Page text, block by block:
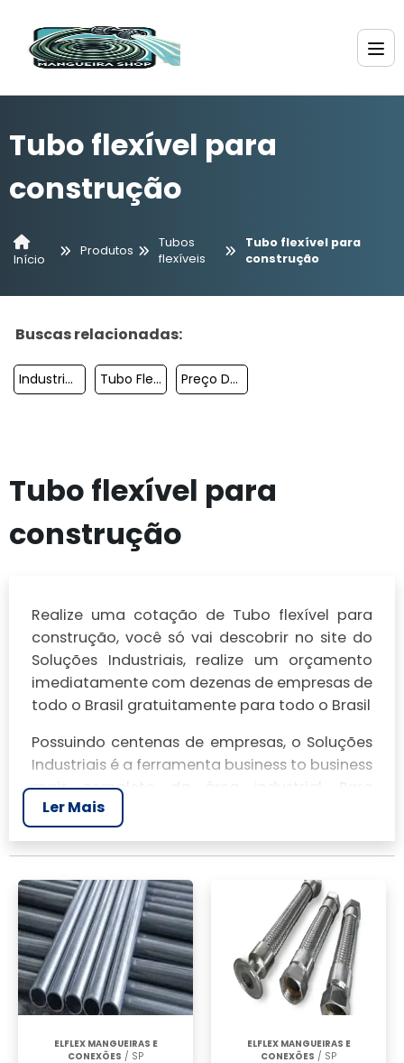
Tubo flexível para
construção
Início
Produtos
Tubos
flexíveis
Tubo flexível para
construção
Buscas relacionadas:
Industria De Tubo Flexível Pelbd Tubo Flexivel Pvc Preço Do Tubo Flexível Para Construção
Tubo flexível para
construção
Realize uma cotação de Tubo flexível para
construção, você só vai descobrir no site do
Soluções Industriais, realize um orçamento
imediatamente com dezenas de empresas de
todo o Brasil gratuitamente para todo o Brasil
Possuindo centenas de empresas, o Soluções
Industriais é a ferramenta business to business
mais completo da área industrial. Para
realizar um orçamento de Tubo flexível para
construção, clique em um ou mais dos
anuciantes a seguir:
Ler Mais
ELFLEX MANGUEIRAS E
CONEXÕES / SP
ELFLEX MANGUEIRAS E
CONEXÕES / SP